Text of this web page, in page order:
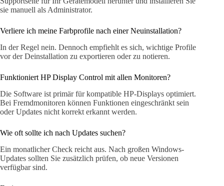
sie manuell als Administrator.
Verliere ich meine Farbprofile nach einer Neuinstallation?
In der Regel nein. Dennoch empfiehlt es sich, wichtige Profile
vor der Deinstallation zu exportieren oder zu notieren.
Funktioniert HP Display Control mit allen Monitoren?
Die Software ist primär für kompatible HP-Displays optimiert.
Bei Fremdmonitoren können Funktionen eingeschränkt sein
oder Updates nicht korrekt erkannt werden.
Wie oft sollte ich nach Updates suchen?
Ein monatlicher Check reicht aus. Nach großen Windows-
Updates sollten Sie zusätzlich prüfen, ob neue Versionen
verfügbar sind.